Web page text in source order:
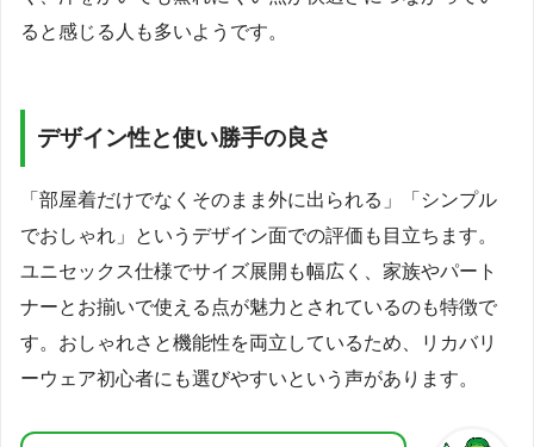
ると感じる人も多いようです。
デザイン性と使い勝手の良さ
「部屋着だけでなくそのまま外に出られる」「シンプル
でおしゃれ」というデザイン面での評価も目立ちます。
ユニセックス仕様でサイズ展開も幅広く、家族やパート
ナーとお揃いで使える点が魅力とされているのも特徴で
す。おしゃれさと機能性を両立しているため、リカバリ
ーウェア初心者にも選びやすいという声があります。